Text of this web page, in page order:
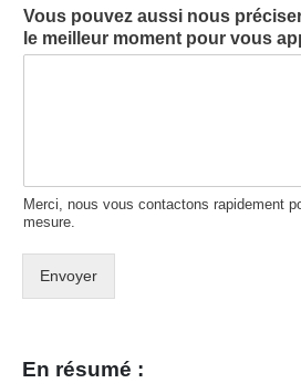
Vous pouvez aussi nous
le meilleur moment pour vous
Merci, nous vous contactons rapidement
mesure.
Envoyer
En résumé :